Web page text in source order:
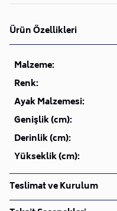
Ürün Özellikleri
Malzeme:
Renk:
Ayak Malzemesi:
Genişlik (cm):
Derinlik (cm):
Yükseklik (cm):
Teslimat ve Kurulum
Teslimat ve Kurulum